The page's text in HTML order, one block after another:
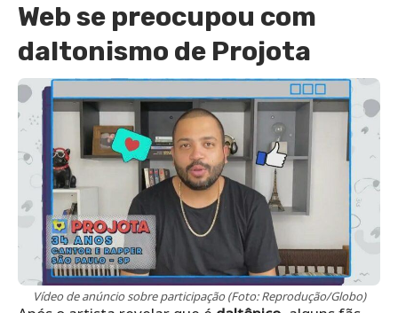
Web se preocupou com
daltonismo de Projota
Vídeo de anúncio sobre participação (Foto: Reprodução/Globo)